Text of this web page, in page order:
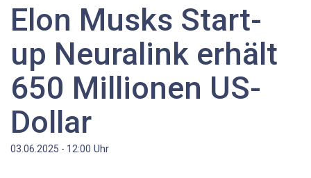
Elon Musks Start-
up Neuralink erhält
650 Millionen US-
Dollar
03.06.2025 - 12:00 Uhr